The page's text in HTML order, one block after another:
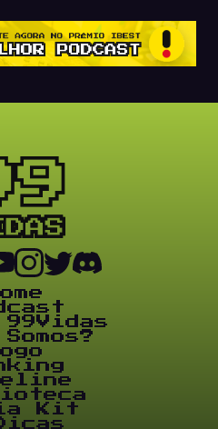
99Vidas
Somos?
Kit